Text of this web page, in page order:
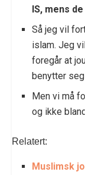
IS, mens
Så jeg vil
islam. Jeg
foregår at
benytter
Men vi må
og ikke
Relatert:
Muslimsk